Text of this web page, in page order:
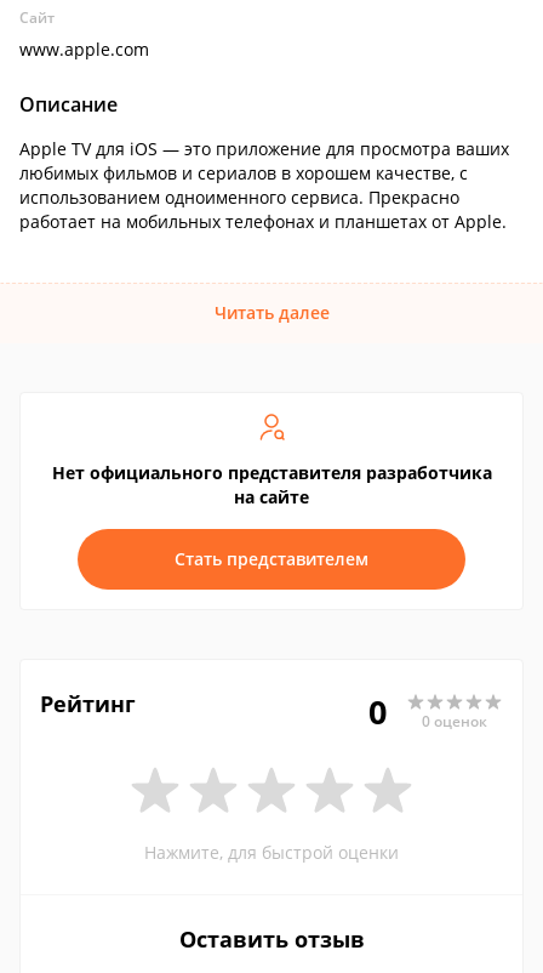
Сайт
www.apple.com
Описание
Apple TV для iOS — это приложение для просмотра ваших
любимых фильмов и сериалов в хорошем качестве, с
использованием одноименного сервиса. Прекрасно
работает на мобильных телефонах и планшетах от Apple.
Читать далее
Нет официального представителя разработчика
на сайте
Стать представителем
Рейтинг 0 0 оценок
Нажмите, для быстрой оценки
Оставить отзыв